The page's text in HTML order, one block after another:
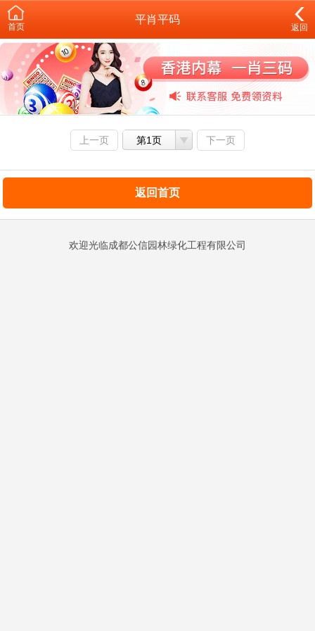
首页
平肖平码
返回
上一页 第1页 下一页
返回首页
欢迎光临成都公信园林绿化工程有限公司